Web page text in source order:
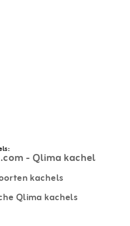
- Qlima kachel
kachels
Qlima kachels